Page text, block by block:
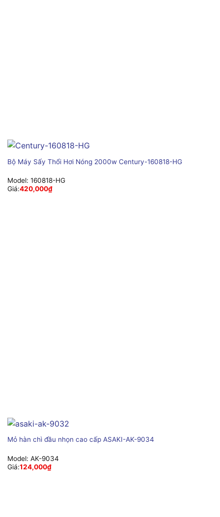
Bộ Máy Sấy Thổi Hơi Nóng 2000w Century-160818-HG
Model: 160818-HG
Giá:420,000₫
Mỏ hàn chì đầu nhọn cao cấp ASAKI-AK-9034
Model: AK-9034
Giá:124,000₫